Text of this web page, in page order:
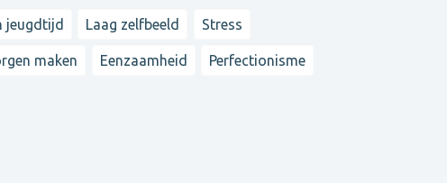
jeugdtijd Laag zelfbeeld Stress
maken Eenzaamheid Perfectionisme